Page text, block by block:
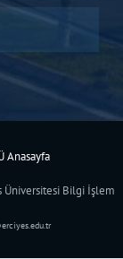
Anasayfa
Üniversitesi Bilgi İşlem